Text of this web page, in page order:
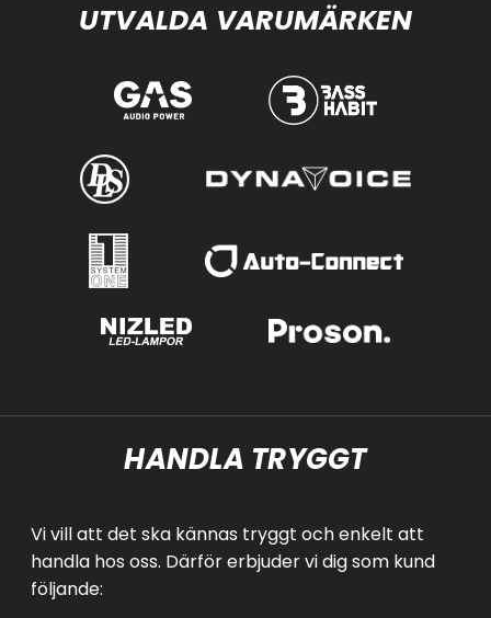
UTVALDA VARUMÄRKEN
HANDLA TRYGGT
Vi vill att det ska kännas tryggt och enkelt att
handla hos oss. Därför erbjuder vi dig som kund
följande: